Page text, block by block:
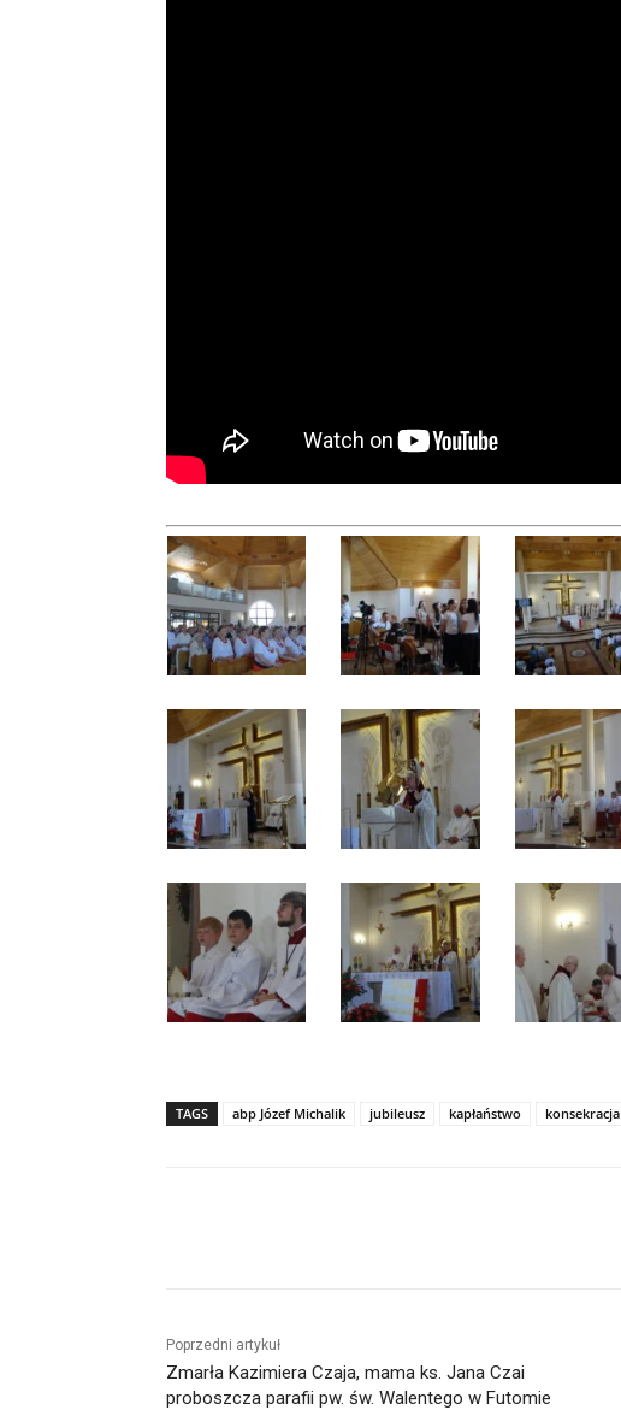
TAGS abp Józef Michalik jubileusz kapłaństwo konsekracja
Poprzedni artykuł
Zmarła Kazimiera Czaja, mama ks. Jana Czai
proboszcza parafii pw. św. Walentego w Futomie